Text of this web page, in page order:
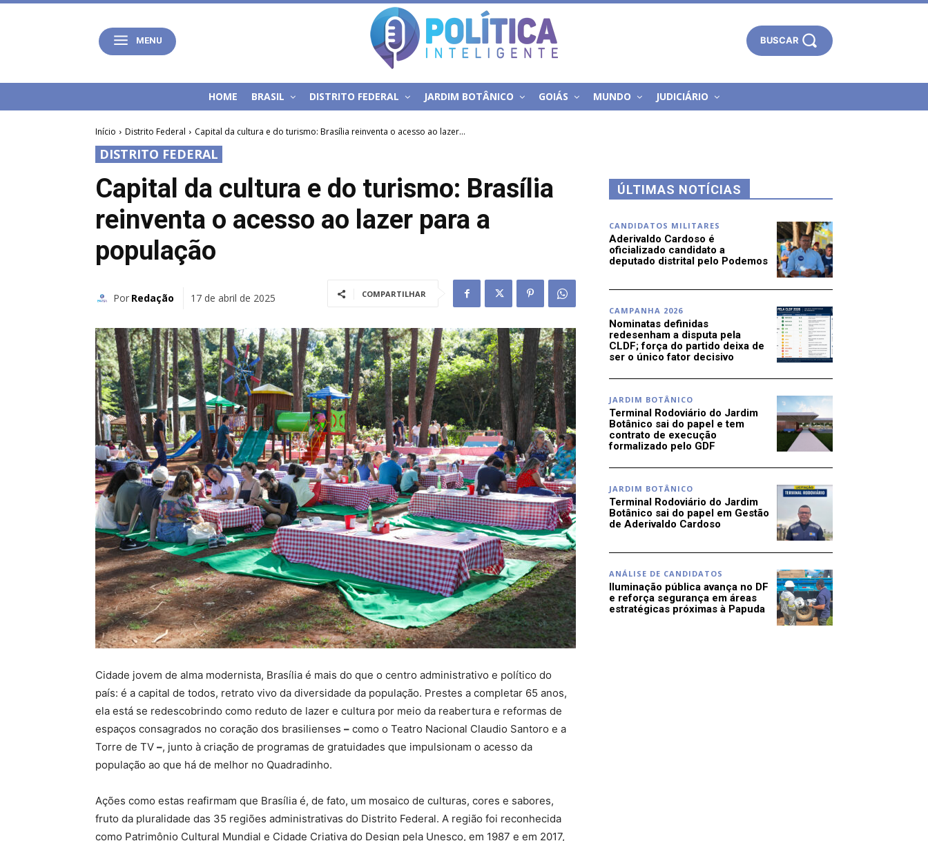
MENU BUSCAR
HOME BRASIL DISTRITO FEDERAL JARDIM BOTÂNICO GOIÁS MUNDO JUDICIÁRIO
Início Distrito Federal Capital da cultura e do turismo: Brasília reinventa o acesso ao lazer...
DISTRITO FEDERAL
Capital da cultura e do turismo: Brasília
reinventa o acesso ao lazer para a
população
Por Redação 17 de abril de 2025 COMPARTILHAR
Cidade jovem de alma modernista, Brasília é mais do que o centro administrativo e político do
país: é a capital de todos, retrato vivo da diversidade da população. Prestes a completar 65 anos,
ela está se redescobrindo como reduto de lazer e cultura por meio da reabertura e reformas de
espaços consagrados no coração dos brasilienses – como o Teatro Nacional Claudio Santoro e a
Torre de TV –, junto à criação de programas de gratuidades que impulsionam o acesso da
população ao que há de melhor no Quadradinho.
Ações como estas reafirmam que Brasília é, de fato, um mosaico de culturas, cores e sabores,
fruto da pluralidade das 35 regiões administrativas do Distrito Federal. A região foi reconhecida
como Patrimônio Cultural Mundial e Cidade Criativa do Design pela Unesco, em 1987 e em 2017,
ÚLTIMAS NOTÍCIAS
CANDIDATOS MILITARES
Aderivaldo Cardoso é
oficializado candidato a
deputado distrital pelo Podemos
CAMPANHA 2026
Nominatas definidas
redesenham a disputa pela
CLDF; força do partido deixa de
ser o único fator decisivo
JARDIM BOTÂNICO
Terminal Rodoviário do Jardim
Botânico sai do papel e tem
contrato de execução
formalizado pelo GDF
JARDIM BOTÂNICO
Terminal Rodoviário do Jardim
Botânico sai do papel em Gestão
de Aderivaldo Cardoso
ANÁLISE DE CANDIDATOS
Iluminação pública avança no DF
e reforça segurança em áreas
estratégicas próximas à Papuda